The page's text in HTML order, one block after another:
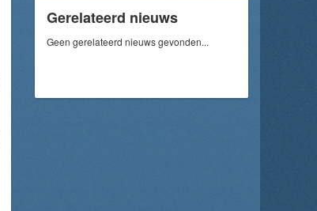
Gerelateerd nieuws
Geen gerelateerd nieuws gevonden...